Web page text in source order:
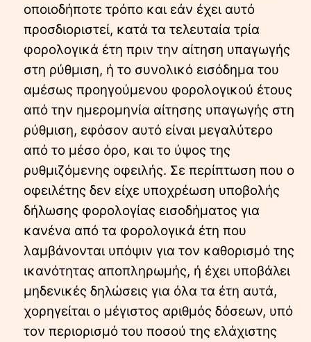
οποιοδήποτε τρόπο και εάν έχει αυτό
προσδιοριστεί, κατά τα τελευταία τρία
φορολογικά έτη πριν την αίτηση υπαγωγής
στη ρύθμιση, ή το συνολικό εισόδημα του
αμέσως προηγούμενου φορολογικού έτους
από την ημερομηνία αίτησης υπαγωγής στη
ρύθμιση, εφόσον αυτό είναι μεγαλύτερο
από το μέσο όρο, και το ύψος της
ρυθμιζόμενης οφειλής. Σε περίπτωση που ο
οφειλέτης δεν είχε υποχρέωση υποβολής
δήλωσης φορολογίας εισοδήματος για
κανένα από τα φορολογικά έτη που
λαμβάνονται υπόψιν για τον καθορισμό της
ικανότητας αποπληρωμής, ή έχει υποβάλει
μηδενικές δηλώσεις για όλα τα έτη αυτά,
χορηγείται ο μέγιστος αριθμός δόσεων, υπό
τον περιορισμό του ποσού της ελάχιστης